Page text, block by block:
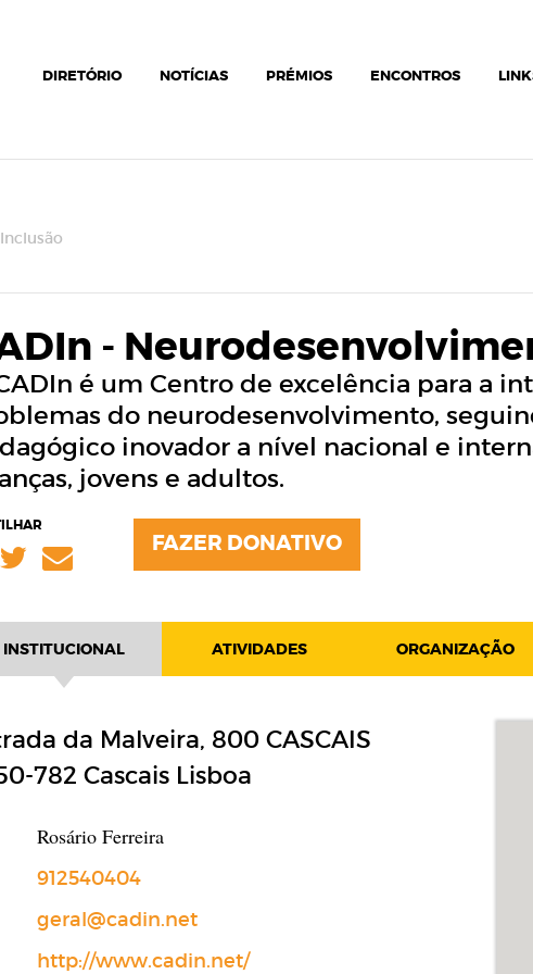
DIRETÓRIO NOTÍCIAS PRÉMIOS ENCONTROS
-
é um Centro de excelência para a
do neurodesenvolvimento,
inovador a nível nacional e
jovens e adultos.
Twitter
Email FAZER DONATIVO
INSTITUCIONAL ATIVIDADES ORGANIZAÇÃO
da Malveira, 800 CASCAIS
782 Cascais Lisboa
Rosário Ferreira
912540404
geral@cadin.net
http://www.cadin.net/